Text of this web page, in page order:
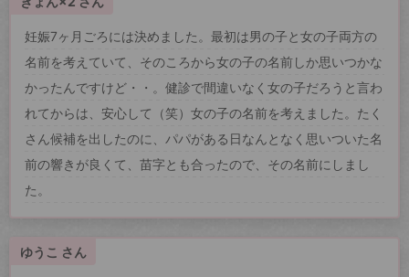
妊娠7ヶ月ごろには決めました。最初は男の子と女の子両方の
名前を考えていて、そのころから女の子の名前しか思いつかな
かったんですけど・・。健診で間違いなく女の子だろうと言わ
れてからは、安心して（笑）女の子の名前を考えました。たく
さん候補を出したのに、パパがある日なんとなく思いついた名
前の響きが良くて、苗字とも合ったので、その名前にしまし
た。
ゆうこ さん